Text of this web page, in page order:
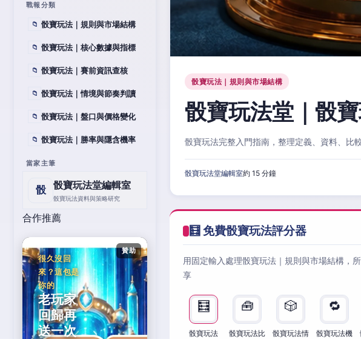
戰報分類
📁 骰寶玩法｜規則與市場結構
📁 骰寶玩法｜核心數據與指標
📁 骰寶玩法｜賽前資訊查核
📁 骰寶玩法｜情境與節奏判讀
📁 骰寶玩法｜盤口與價格變化
📁 骰寶玩法｜勝率與隱含機率
當家主筆
骰 骰寶玩法堂編輯室
骰寶玩法資料與策略研究
合作推薦
贊助
很久沒回
來？這包是
你的
老玩家
回歸再
送一次
骰寶玩法｜規則與市場結構
骰寶玩法堂｜骰
骰寶玩法完整入門指南，整理定義、資料、比
骰寶玩法堂編輯室約 15 分鐘
🧮 免費骰寶玩法評分器
用固定輸入處理骰寶玩法｜規則與市場結構
享
🧮
骰寶玩法
🧰
骰寶玩法比
🎲
骰寶玩法情
🔁
骰寶玩法機